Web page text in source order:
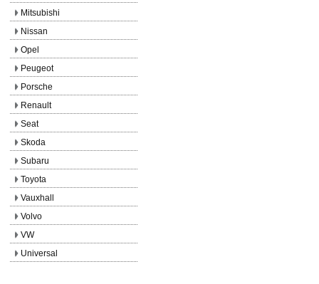
Mitsubishi
Nissan
Opel
Peugeot
Porsche
Renault
Seat
Skoda
Subaru
Toyota
Vauxhall
Volvo
VW
Universal